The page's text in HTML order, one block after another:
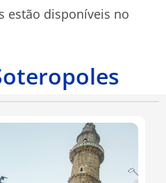
estão disponíveis no